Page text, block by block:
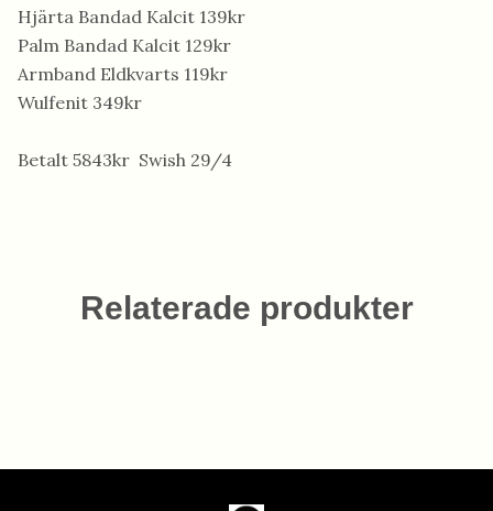
Hjärta Bandad Kalcit 139kr
Palm Bandad Kalcit 129kr
Armband Eldkvarts 119kr
Wulfenit 349kr
Betalt 5843kr Swish 29/4
Relaterade produkter